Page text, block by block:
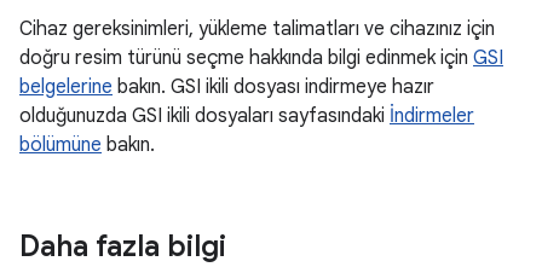
Cihaz gereksinimleri, yükleme talimatları ve cihazınız için
doğru resim türünü seçme hakkında bilgi edinmek için GSI
belgelerine bakın. GSI ikili dosyası indirmeye hazır
olduğunuzda GSI ikili dosyaları sayfasındaki İndirmeler
bölümüne bakın.
Daha fazla bilgi